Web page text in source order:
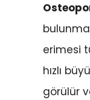
erimesi
hızlı
görülür